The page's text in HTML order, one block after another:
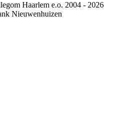
Haarlem e.o. 2004 - 2026
Nieuwenhuizen